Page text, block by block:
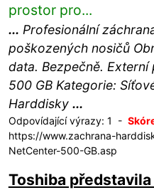
prostor pro...
... Profesionální
poškozených nosičů
data. Bezpečně.
500 GB Kategorie:
Harddisky ...
Odpovídající výrazy: 1 -
https://www.zachrana-
NetCenter-500-GB.asp
Toshiba